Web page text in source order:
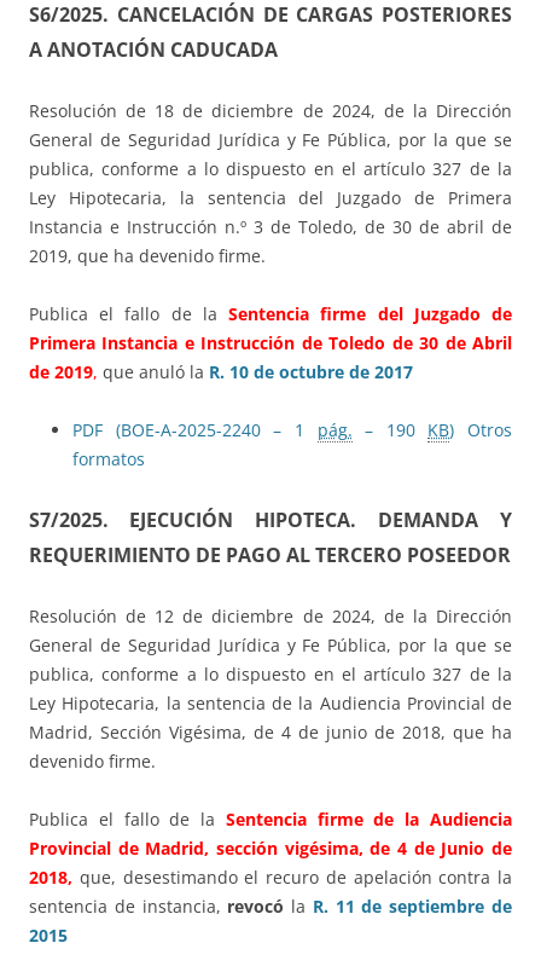
S6/2025. CANCELACIÓN DE CARGAS POSTERIORES
A ANOTACIÓN CADUCADA
Resolución de 18 de diciembre de 2024, de la Dirección
General de Seguridad Jurídica y Fe Pública, por la que se
publica, conforme a lo dispuesto en el artículo 327 de la
Ley Hipotecaria, la sentencia del Juzgado de Primera
Instancia e Instrucción n.º 3 de Toledo, de 30 de abril de
2019, que ha devenido firme.
Publica el fallo de laSentencia firme del Juzgado de
Primera Instancia e Instrucción de Toledo de 30 de Abril
de 2019, que anuló la R. 10 de octubre de 2017
PDF (BOE-A-2025-2240 – 1 pág. – 190 KB) Otros
formatos
S7/2025.
EJECUCIÓN HIPOTECA. DEMANDA Y
REQUERIMIENTO DE PAGO AL TERCERO POSEEDOR
Resolución de 12 de diciembre de 2024, de la Dirección
General de Seguridad Jurídica y Fe Pública, por la que se
publica, conforme a lo dispuesto en el artículo 327 de la
Ley Hipotecaria, la sentencia de la Audiencia Provincial de
Madrid, Sección Vigésima, de 4 de junio de 2018, que ha
devenido firme.
Publica el fallo de la Sentencia firme de la Audiencia
Provincial de Madrid, sección vigésima, de 4 de Junio de
2018, que, desestimando el recuro de apelación contra la
sentencia de instancia, revocó la R. 11 de septiembre de
2015